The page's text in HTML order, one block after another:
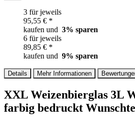
3 für jeweils
95,55 € *
kaufen und 3% sparen
6 für jeweils
89,85 € *
kaufen und 9% sparen
Details Mehr Informationen
XXL Weizenbierglas 3L
farbig bedruckt